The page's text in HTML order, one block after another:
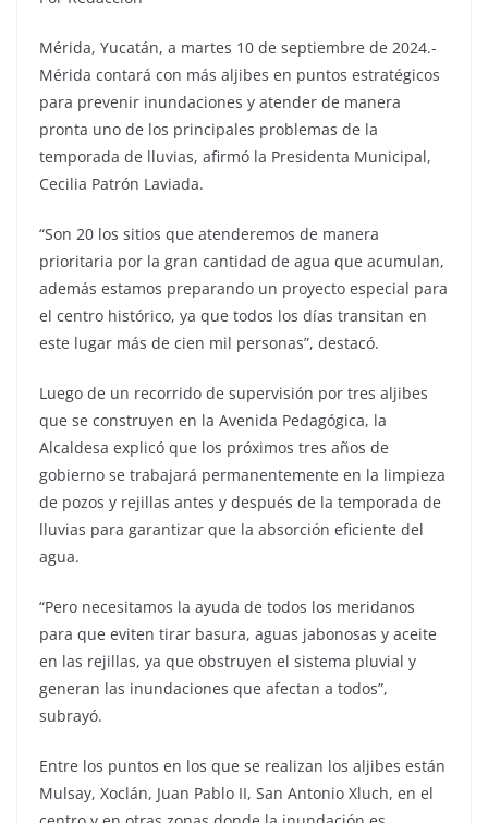
Mérida, Yucatán, a martes 10 de septiembre de 2024.-
Mérida contará con más aljibes en puntos estratégicos
para prevenir inundaciones y atender de manera
pronta uno de los principales problemas de la
temporada de lluvias, afirmó la Presidenta Municipal,
Cecilia Patrón Laviada.
“Son 20 los sitios que atenderemos de manera
prioritaria por la gran cantidad de agua que acumulan,
además estamos preparando un proyecto especial para
el centro histórico, ya que todos los días transitan en
este lugar más de cien mil personas”, destacó.
Luego de un recorrido de supervisión por tres aljibes
que se construyen en la Avenida Pedagógica, la
Alcaldesa explicó que los próximos tres años de
gobierno se trabajará permanentemente en la limpieza
de pozos y rejillas antes y después de la temporada de
lluvias para garantizar que la absorción eficiente del
agua.
“Pero necesitamos la ayuda de todos los meridanos
para que eviten tirar basura, aguas jabonosas y aceite
en las rejillas, ya que obstruyen el sistema pluvial y
generan las inundaciones que afectan a todos”,
subrayó.
Entre los puntos en los que se realizan los aljibes están
Mulsay, Xoclán, Juan Pablo II, San Antonio Xluch, en el